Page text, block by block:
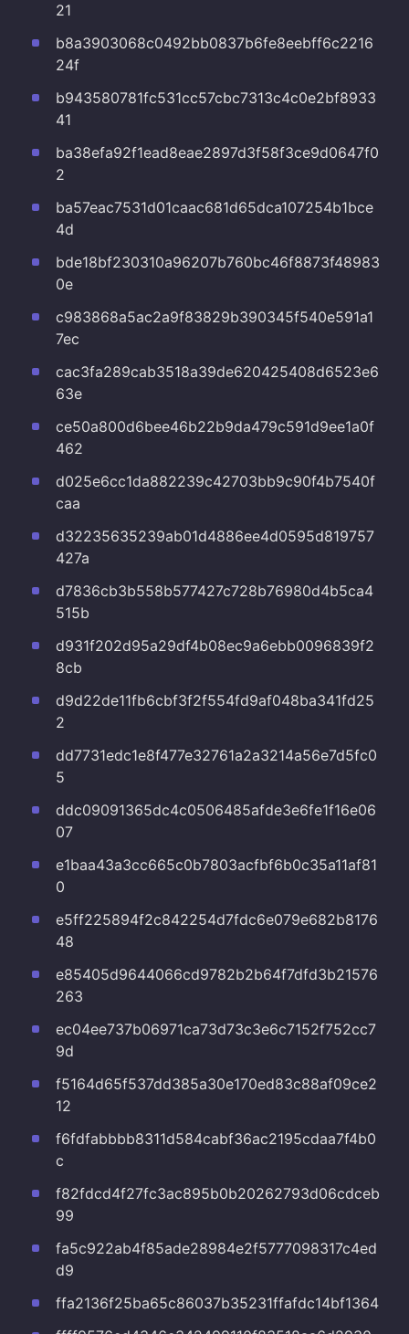
21
b8a3903068c0492bb0837b6fe8eebff6c2216
24f
b943580781fc531cc57cbc7313c4c0e2bf8933
41
ba38efa92f1ead8eae2897d3f58f3ce9d0647f0
2
ba57eac7531d01caac681d65dca107254b1bce
4d
bde18bf230310a96207b760bc46f8873f48983
0e
c983868a5ac2a9f83829b390345f540e591a1
7ec
cac3fa289cab3518a39de620425408d6523e6
63e
ce50a800d6bee46b22b9da479c591d9ee1a0f
462
d025e6cc1da882239c42703bb9c90f4b7540f
caa
d32235635239ab01d4886ee4d0595d819757
427a
d7836cb3b558b577427c728b76980d4b5ca4
515b
d931f202d95a29df4b08ec9a6ebb0096839f2
8cb
d9d22de11fb6cbf3f2f554fd9af048ba341fd25
2
dd7731edc1e8f477e32761a2a3214a56e7d5fc0
5
ddc09091365dc4c0506485afde3e6fe1f16e06
07
e1baa43a3cc665c0b7803acfbf6b0c35a11af81
0
e5ff225894f2c842254d7fdc6e079e682b8176
48
e85405d9644066cd9782b2b64f7dfd3b21576
263
ec04ee737b06971ca73d73c3e6c7152f752cc7
9d
f5164d65f537dd385a30e170ed83c88af09ce2
12
f6fdfabbbb8311d584cabf36ac2195cdaa7f4b0
c
f82fdcd4f27fc3ac895b0b20262793d06cdceb
99
fa5c922ab4f85ade28984e2f5777098317c4ed
d9
ffa2136f25ba65c86037b35231ffafdc14bf1364